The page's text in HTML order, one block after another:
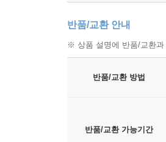
반품/교환 안내
※ 상품 설명에 반품/교환과
반품/교환 방법
반품/교환 가능기간